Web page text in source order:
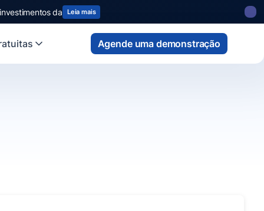
da Leia mais
Agende uma demonstração